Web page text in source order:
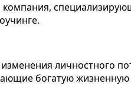
компания,
личностного
богатую жизненную